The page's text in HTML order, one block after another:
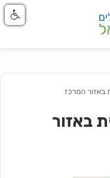
באזור המרכז
באזור